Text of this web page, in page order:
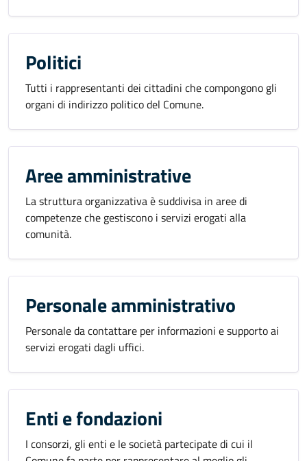
Politici
Tutti i rappresentanti dei cittadini che compongono gli
organi di indirizzo politico del Comune.
Aree amministrative
La struttura organizzativa è suddivisa in aree di
competenze che gestiscono i servizi erogati alla
comunità.
Personale amministrativo
Personale da contattare per informazioni e supporto ai
servizi erogati dagli uffici.
Enti e fondazioni
I consorzi, gli enti e le società partecipate di cui il